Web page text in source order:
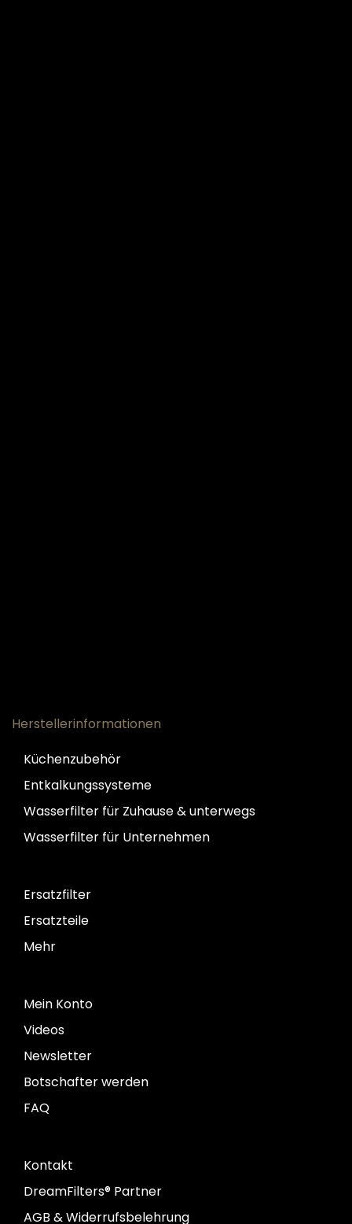
Herstellerinformationen
Küchenzubehör
Entkalkungssysteme
Wasserfilter für Zuhause & unterwegs
Wasserfilter für Unternehmen
Ersatzfilter
Ersatzteile
Mehr
Mein Konto
Videos
Newsletter
Botschafter werden
FAQ
Kontakt
DreamFilters® Partner
AGB & Widerrufsbelehrung